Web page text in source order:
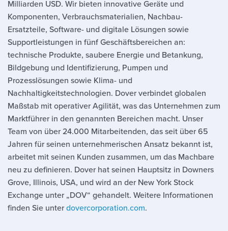
Milliarden USD. Wir bieten innovative Geräte und
Komponenten, Verbrauchsmaterialien, Nachbau-
Ersatzteile, Software- und digitale Lösungen sowie
Supportleistungen in fünf Geschäftsbereichen an:
technische Produkte, saubere Energie und Betankung,
Bildgebung und Identifizierung, Pumpen und
Prozesslösungen sowie Klima- und
Nachhaltigkeitstechnologien. Dover verbindet globalen
Maßstab mit operativer Agilität, was das Unternehmen zum
Marktführer in den genannten Bereichen macht. Unser
Team von über 24.000 Mitarbeitenden, das seit über 65
Jahren für seinen unternehmerischen Ansatz bekannt ist,
arbeitet mit seinen Kunden zusammen, um das Machbare
neu zu definieren. Dover hat seinen Hauptsitz in Downers
Grove, Illinois, USA, und wird an der New York Stock
Exchange unter „DOV“ gehandelt. Weitere Informationen
finden Sie unterdovercorporation.com.